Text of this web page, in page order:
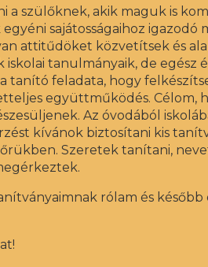
szülőknek, akik maguk is
sajátosságaihoz
attitűdöket közvetítsek és
iskolai tanulmányaik, de
tanító feladata, hogy
együttműködés. Célom,
Az óvodából
kívánok biztosítani kis
Szeretek tanítani,
rólam és